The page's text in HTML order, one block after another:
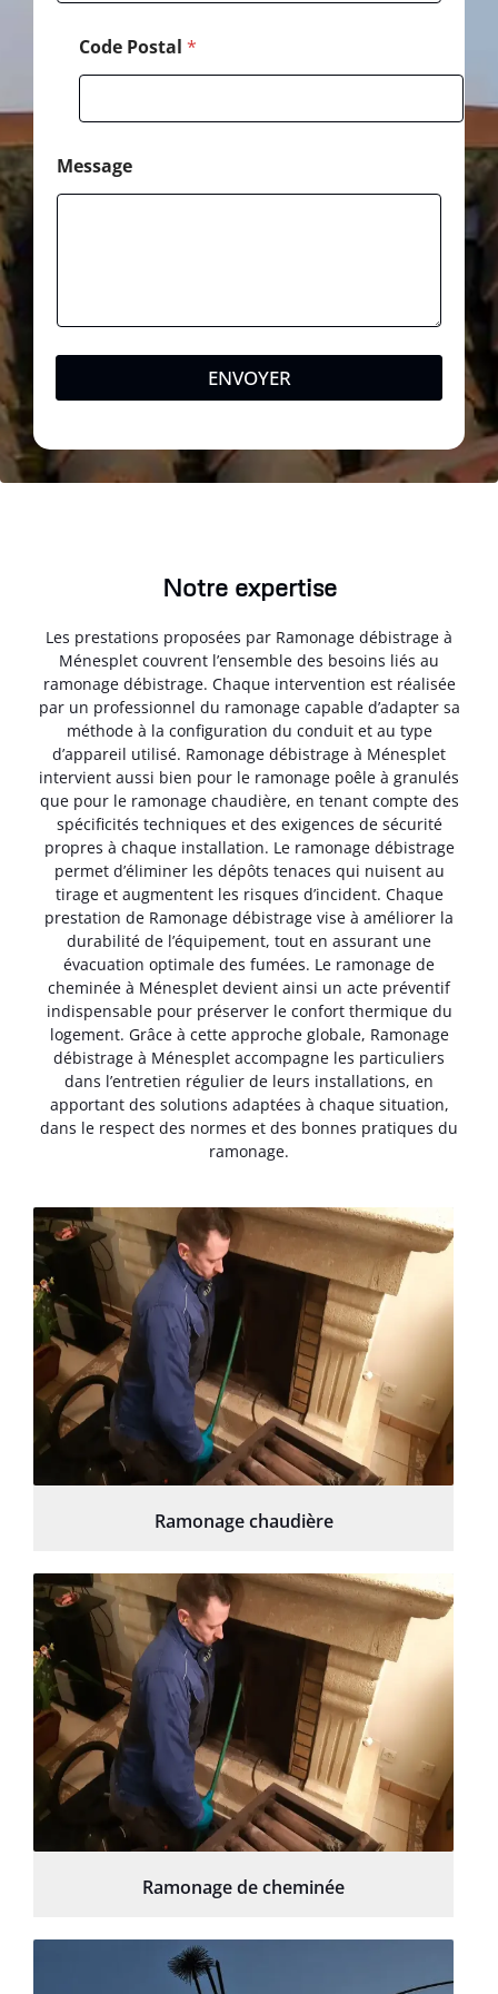
Code Postal *
Message
ENVOYER
Notre expertise
Les prestations proposées par Ramonage débistrage à
Ménesplet couvrent l’ensemble des besoins liés au
ramonage débistrage. Chaque intervention est réalisée
par un professionnel du ramonage capable d’adapter sa
méthode à la configuration du conduit et au type
d’appareil utilisé. Ramonage débistrage à Ménesplet
intervient aussi bien pour le ramonage poêle à granulés
que pour le ramonage chaudière, en tenant compte des
spécificités techniques et des exigences de sécurité
propres à chaque installation. Le ramonage débistrage
permet d’éliminer les dépôts tenaces qui nuisent au
tirage et augmentent les risques d’incident. Chaque
prestation de Ramonage débistrage vise à améliorer la
durabilité de l’équipement, tout en assurant une
évacuation optimale des fumées. Le ramonage de
cheminée à Ménesplet devient ainsi un acte préventif
indispensable pour préserver le confort thermique du
logement. Grâce à cette approche globale, Ramonage
débistrage à Ménesplet accompagne les particuliers
dans l’entretien régulier de leurs installations, en
apportant des solutions adaptées à chaque situation,
dans le respect des normes et des bonnes pratiques du
ramonage.
Ramonage chaudière
Ramonage de cheminée